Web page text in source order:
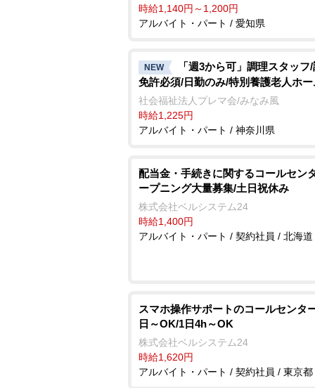
時給1,140円～1,200円
アルバイト・パート / 愛知県
NEW
「週3から可」調理スタッフ
免許必須/日勤のみ/特別養護老人ホー
社会福祉法人プレマ会/みなみ風
時給1,225円
アルバイト・パート / 神奈川県
配当金・手続きに関するコールセン
ープニング大量募集/土日祝休み
株式会社ベルシステム24
時給1,400円
アルバイト・パート / 契約社員 / 北海道
スマホ操作サポートのコールセンタ
日～OK/1日4h～OK
株式会社ベルシステム24
時給1,620円
アルバイト・パート / 契約社員 / 東京都